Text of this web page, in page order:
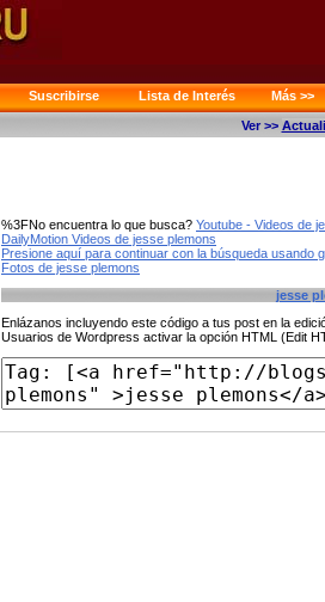
Suscribirse Lista de Interés
Más >>
Ver >>
%3FNo encuentra lo que busca? Youtube - Videos de
DailyMotion Videos de jesse plemons
Presione aquí para continuar con la búsqueda usando
Fotos de jesse plemons
jesse
Enlázanos incluyendo este código a tus post en la
Usuarios de Wordpress activar la opción HTML (Edit